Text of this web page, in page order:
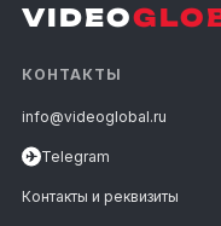
VIDEO
КОНТАКТЫ
info@videoglobal.ru
✈ Telegram
Контакты и реквизиты